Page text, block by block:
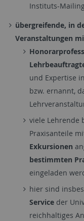
Instituts-
übergreifende, in
Veranstaltungen
und Expertise in
bzw. ernannt,
viele Lehrende
Praxisanteile
Exkursionen
bestimmten
eingeladen
hier sind
Service der
reichhaltiges